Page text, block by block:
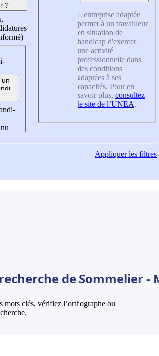
?
L'entreprise adaptée
permet à un travailleur
en situation de
handicap d'exercer
une activité
professionnelle dans
des conditions
adaptées à ses
capacités. Pour en
savoir plus, consultez
le site de l’UNEA.
Appliquerles filtres
de Sommelier -
mots clés, vérifiez l’orthographe ou